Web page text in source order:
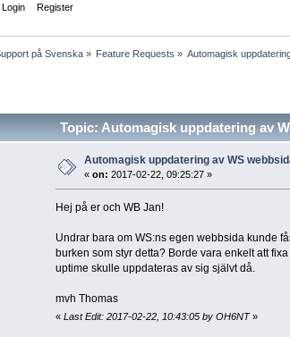
Login Register
på Svenska» Feature Requests » Automagisk
Topic: Automagisk uppdatering av
Automagisk uppdatering av WS
«on: 2017-02-22, 09:25:27 »
Hej på er och WB Jan!
Undrar bara om WS:ns egen webbsida kunde
burken som styr detta? Borde vara enkelt att
uptime skulle uppdateras av sig självt då.
mvh Thomas
« Last Edit: 2017-02-22, 10:43:05 by OH6NT»